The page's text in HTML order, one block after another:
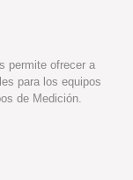
permite ofrecer a
para los equipos
de Medición.